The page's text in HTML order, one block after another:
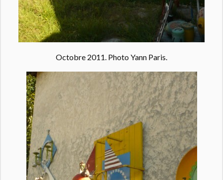
Octobre 2011. Photo Yann Paris.